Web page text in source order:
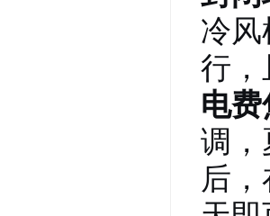
冷
行，
电
调
后